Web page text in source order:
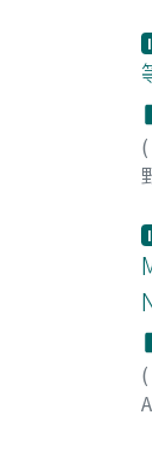
(
(